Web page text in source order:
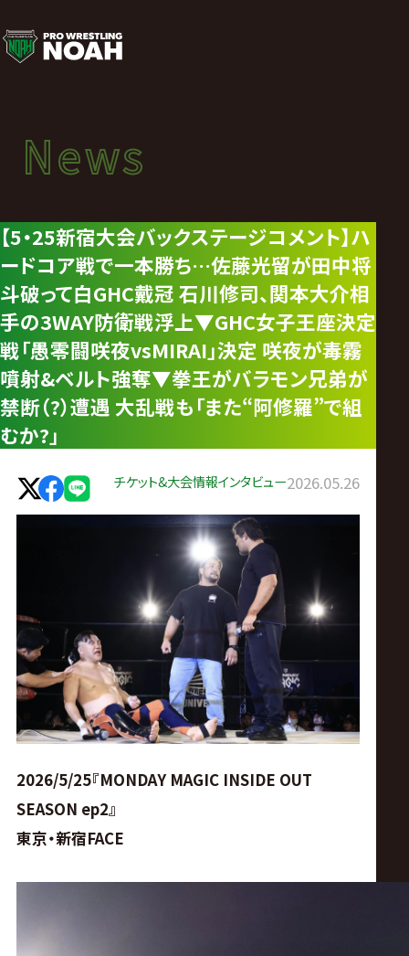
ニ
ュ
ー
ス
|
プ
ロ
レ
ス
リ
ン
ノ
ア
公
式
サ
イ
ト
News
ニュース
News
【5・25新宿大会バックステージコメント】ハ
ードコア戦で一本勝ち…佐藤光留が田中将
斗破って白GHC戴冠 石川修司、関本大介相
手の3WAY防衛戦浮上▼GHC女子王座決定
戦「愚零闘咲夜vsMIRAI」決定 咲夜が毒霧
噴射&ベルト強奪▼拳王がバラモン兄弟が
禁断（?）遭遇 大乱戦も「また“阿修羅”で組
むか?」
チケット&大会情報インタビュー2026.05.26
2026/5/25『MONDAY MAGIC INSIDE OUT
SEASON ep2』
東京・新宿FACE